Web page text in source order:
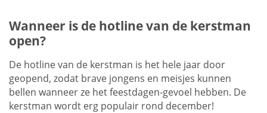
Wanneer is de hotline van de kerstman
open?
De hotline van de kerstman is het hele jaar door
geopend, zodat brave jongens en meisjes kunnen
bellen wanneer ze het feestdagen-gevoel hebben. De
kerstman wordt erg populair rond december!